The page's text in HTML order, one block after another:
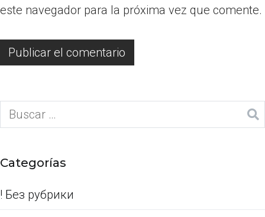
este navegador para la próxima vez que comente.
Categorías
! Без рубрики